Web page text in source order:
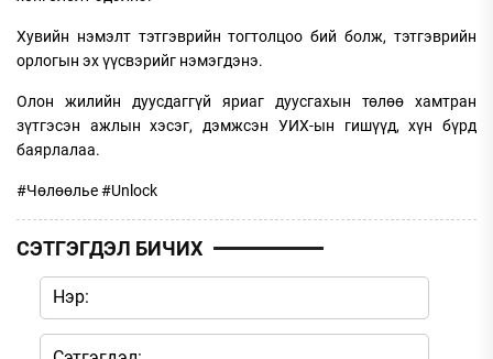
Хувийн нэмэлт тэтгэврийн тогтолцоо бий болж, тэтгэврийн
орлогын эх үүсвэрийг нэмэгдэнэ.
Олон жилийн дуусдаггүй яриаг дуусгахын төлөө хамтран
зүтгэсэн ажлын хэсэг, дэмжсэн УИХ-ын гишүүд, хүн бүрд
баярлалаа.
#Чөлөөлье #Unlock
СЭТГЭГДЭЛ БИЧИХ